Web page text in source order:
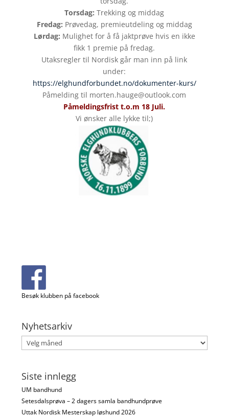
Torsdag: Trekking og middag
Fredag: Prøvedag, premieutdeling og middag
Lørdag: Mulighet for å få jaktprøve hvis en ikke
fikk 1 premie på fredag.
Utaksregler til Nordisk går man inn på link
under:
https://elghundforbundet.no/dokumenter-kurs/
Påmelding til morten.hauge@outlook.com
Påmeldingsfrist t.o.m 18 Juli.
Vi ønsker alle lykke til;)
Besøk klubben på facebook
Nyhetsarkiv
Nyhetsarkiv
Siste innlegg
UM bandhund
Setesdalsprøva – 2 dagers samla bandhundprøve
Uttak Nordisk Mesterskap løshund 2026